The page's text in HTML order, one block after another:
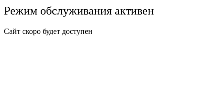
Режим обслуживания активен
Сайт скоро будет доступен